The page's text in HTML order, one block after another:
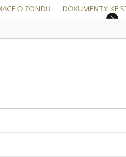
O FONDU DOKUMENTY KE